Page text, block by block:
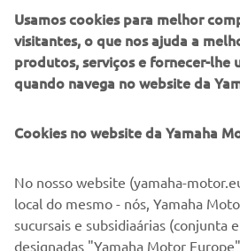
segurança operacional, estes barcos
condições mais adversas. Ao
desde guardas costeiros a forças
Zodiac Milpro combinam materiais
estáveis e layouts adaptáveis à
jogo.
Usamos cookies para melhor
visitantes, o que nos ajuda a
produtos, serviços e fornecer-lhe
quando navega no website da
Cookies no website da Yamaha
No nosso website (yamaha-
local do mesmo - nós, Yamaha
sucursais e subsidiaárias (conjunta
designadas "Yamaha Motor